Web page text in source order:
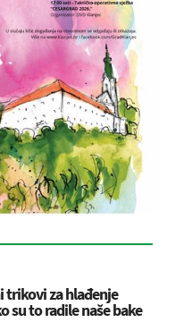
trikovi za hlađenje
su to radile naše bake